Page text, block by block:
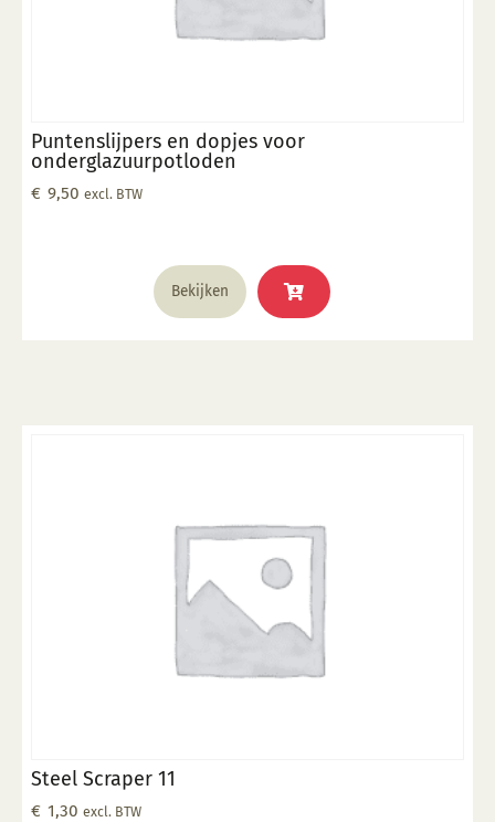
Puntenslijpers en dopjes voor
onderglazuurpotloden
€ 9,50 excl. BTW
Bekijken
Steel Scraper 11
€ 1,30 excl. BTW